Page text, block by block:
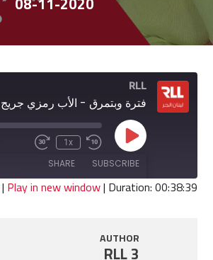
RLL
فترة وبتمرق - الأب رمزي جريج
Play
Episode
Rewind
10
Seconds
1x
Fast
seconds
SUBSCRIBE
SHARE
| Play in new window| Duration: 00:38:39
AUTHOR
RLL 3